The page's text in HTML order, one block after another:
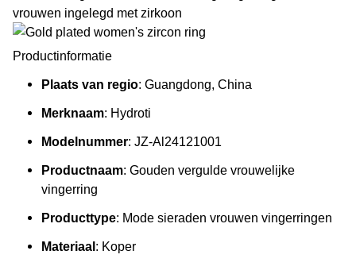
vrouwen ingelegd met zirkoon
Productinformatie
Plaats van regio: Guangdong, China
Merknaam: Hydroti
Modelnummer: JZ-Al24121001
Productnaam: Gouden vergulde vrouwelijke
vingerring
Producttype: Mode sieraden vrouwen vingerringen
Materiaal: Koper